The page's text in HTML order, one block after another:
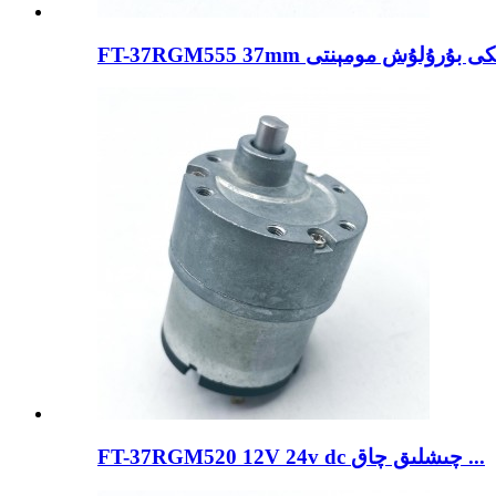
FT-37RGM520 12V 24v dc چىشلىق چاق ...